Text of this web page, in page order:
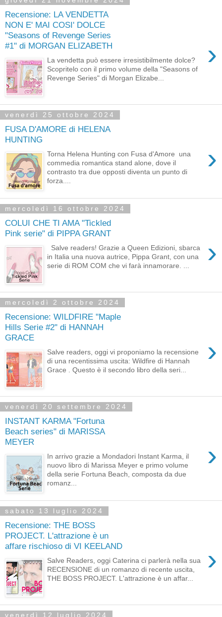
Recensione: LA VENDETTA
NON E' MAI COSI' DOLCE
"Seasons of Revenge Series
#1" di MORGAN ELIZABETH
›
La vendetta può essere irresistibilmente dolce?
Scopritelo con il primo volume della "Seasons of
Revenge Series" di Morgan Elizabe...
venerdì 25 ottobre 2024
FUSA D'AMORE di HELENA
HUNTING
›
Torna Helena Hunting con Fusa d'Amore una
commedia romantica stand alone, dove il
contrasto tra due opposti diventa un punto di
forza....
mercoledì 16 ottobre 2024
COLUI CHE TI AMA "Tickled
Pink serie" di PIPPA GRANT
›
Salve readers! Grazie a Queen Edizioni, sbarca
in Italia una nuova autrice, Pippa Grant, con una
serie di ROM COM che vi farà innamorare. ...
mercoledì 2 ottobre 2024
Recensione: WILDFIRE "Maple
Hills Serie #2" di HANNAH
GRACE
›
Salve readers, oggi vi proponiamo la recensione
di una recentissima uscita: Wildfire di Hannah
Grace . Questo è il secondo libro della seri...
venerdì 20 settembre 2024
INSTANT KARMA "Fortuna
Beach series" di MARISSA
MEYER
›
In arrivo grazie a Mondadori Instant Karma, il
nuovo libro di Marissa Meyer e primo volume
della serie Fortuna Beach, composta da due
romanz...
sabato 13 luglio 2024
Recensione: THE BOSS
PROJECT. L'attrazione è un
affare rischioso di VI KEELAND
›
Salve Readers, oggi Caterina ci parlerà nella sua
RECENSIONE di un romanzo di recente uscita,
THE BOSS PROJECT. L'attrazione è un affar...
venerdì 12 luglio 2024